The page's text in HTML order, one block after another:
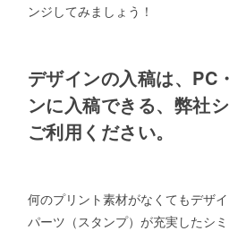
ンジしてみましょう！
デザインの入稿は、PC
ンに入稿できる、弊社
ご利用ください。
何のプリント素材がなくてもデザ
パーツ（スタンプ）が充実したシ